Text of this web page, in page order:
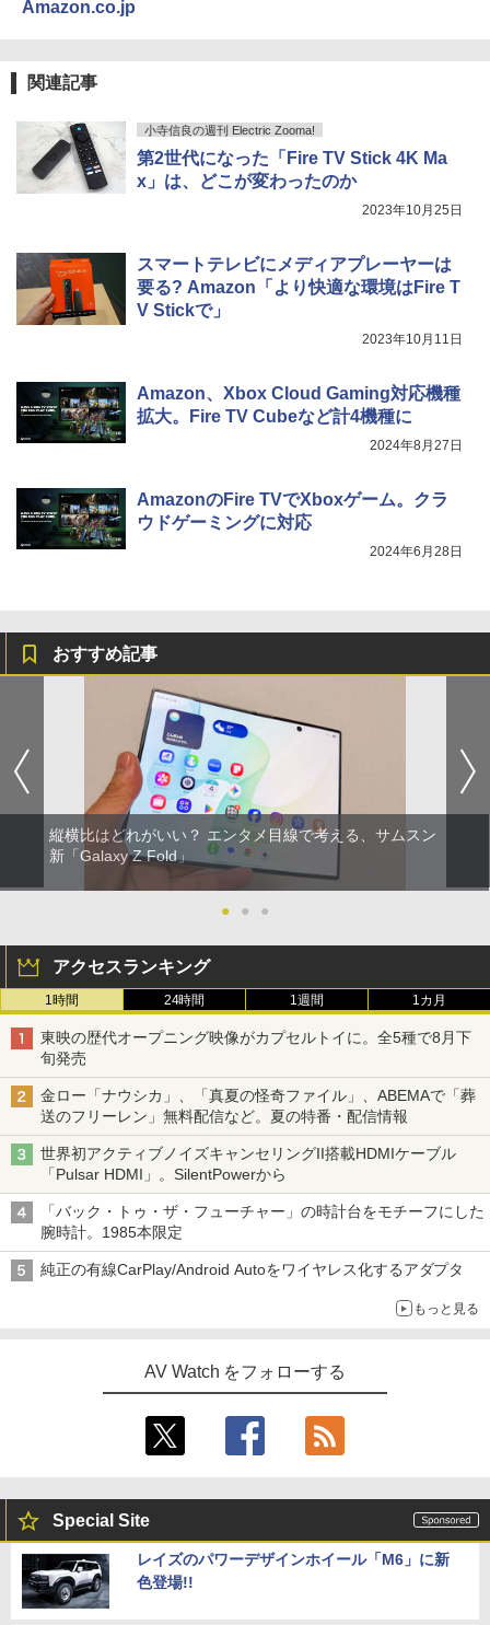
Amazon.co.jp
関連記事
小寺信良の週刊 Electric Zooma!
第2世代になった「Fire TV Stick 4K Ma
x」は、どこが変わったのか
2023年10月25日
スマートテレビにメディアプレーヤーは
要る? Amazon「より快適な環境はFire T
V Stickで」
2023年10月11日
Amazon、Xbox Cloud Gaming対応機種
拡大。Fire TV Cubeなど計4機種に
2024年8月27日
AmazonのFire TVでXboxゲーム。クラ
ウドゲーミングに対応
2024年6月28日
おすすめ記事
縦横比はどれがいい？ エンタメ目線で考える、サムスン
新「Galaxy Z Fold」
● ● ●
アクセスランキング
1時間 24時間 1週間 1カ月
東映の歴代オープニング映像がカプセルトイに。全5種で8月下
旬発売
金ロー「ナウシカ」、「真夏の怪奇ファイル」、ABEMAで「葬
送のフリーレン」無料配信など。夏の特番・配信情報
世界初アクティブノイズキャンセリングII搭載HDMIケーブル
「Pulsar HDMI」。SilentPowerから
「バック・トゥ・ザ・フューチャー」の時計台をモチーフにした
腕時計。1985本限定
純正の有線CarPlay/Android Autoをワイヤレス化するアダプタ
もっと見る
AV Watch をフォローする
Special Site
レイズのパワーデザインホイール「M6」に新
色登場!!